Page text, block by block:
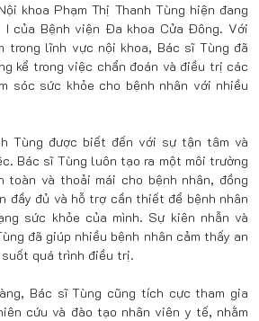
khoa Phạm Thị Thanh Tùng hiện đang
của Bệnh viện Đa khoa Cửa Đông. Với
trong lĩnh vực nội khoa, Bác sĩ Tùng đã
kể trong việc chẩn đoán và điều trị các
sóc sức khỏe cho bệnh nhân với nhiều
Tùng được biết đến với sự tận tâm và
Bác sĩ Tùng luôn tạo ra một môi trường
toàn và thoải mái cho bệnh nhân, đồng
đầy đủ và hỗ trợ cần thiết để bệnh nhân
sức khỏe của mình. Sự kiên nhẫn và
đã giúp nhiều bệnh nhân cảm thấy an
quá trình điều trị.
Bác sĩ Tùng cũng tích cực tham gia
cứu và đào tạo nhân viên y tế, nhằm